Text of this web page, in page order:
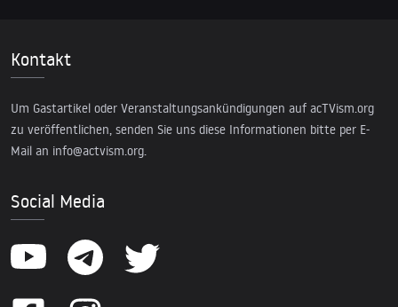
Kontakt
Um Gastartikel oder Veranstaltungsankündigungen auf acTVism.org
zu veröffentlichen, senden Sie uns diese Informationen bitte per E-
Mail an info@actvism.org.
Social Media